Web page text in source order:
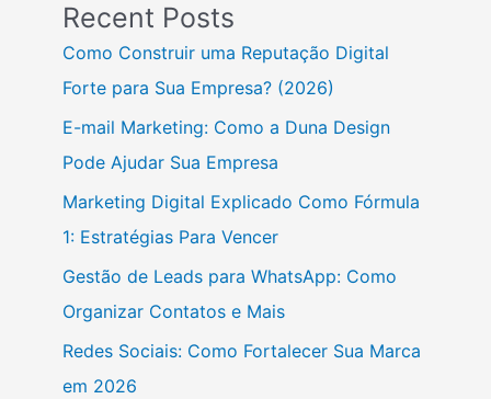
Recent Posts
Como Construir uma Reputação Digital
Forte para Sua Empresa? (2026)
E-mail Marketing: Como a Duna Design
Pode Ajudar Sua Empresa
Marketing Digital Explicado Como Fórmula
1: Estratégias Para Vencer
Gestão de Leads para WhatsApp: Como
Organizar Contatos e Mais
Redes Sociais: Como Fortalecer Sua Marca
em 2026